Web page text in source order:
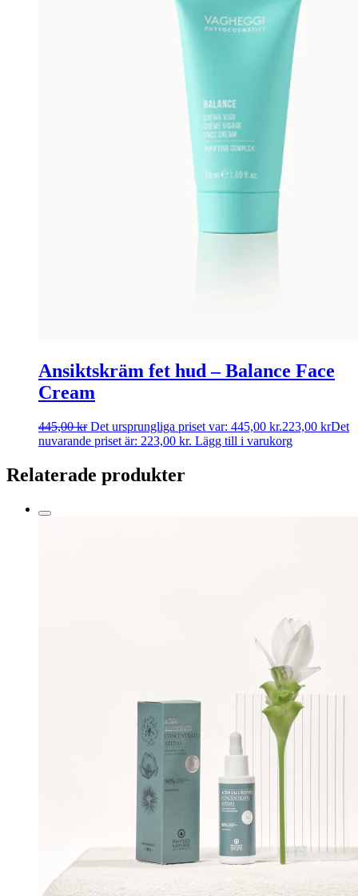
Ansiktskräm fet hud – Balance Face
Cream
445,00kr Det ursprungliga priset var: 445,00 kr.223,00 krDet
nuvarande priset är: 223,00 kr. Lägg till i varukorg
Relaterade produkter